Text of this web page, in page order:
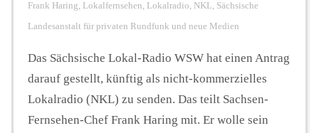
Podcast
Seminare
Unterstützen
Frank Haring, Lokalfernsehen, Lokalradio, NKL, Sächsische
Landesanstalt für privaten Rundfunk und neue Medien
Das Sächsische Lokal-Radio WSW hat einen Antrag
darauf gestellt, künftig als nicht-kommerzielles
Lokalradio (NKL) zu senden. Das teilt Sachsen-
Fernsehen-Chef Frank Haring mit. Er wolle sein